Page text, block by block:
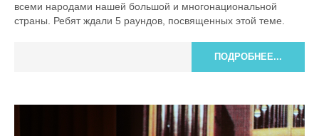
всеми народами нашей большой и многонациональной
страны. Ребят ждали 5 раундов, посвященных этой теме.
ПОДРОБНЕЕ...